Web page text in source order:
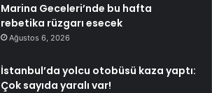
Marina Geceleri’nde bu hafta
rebetika rüzgarı esecek
Ağustos 6, 2026
İstanbul’da yolcu otobüsü kaza yaptı:
Çok sayıda yaralı var!